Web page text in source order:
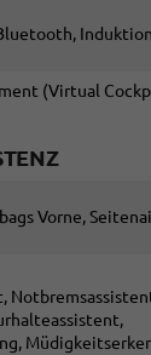
(Virtual
Vorne,